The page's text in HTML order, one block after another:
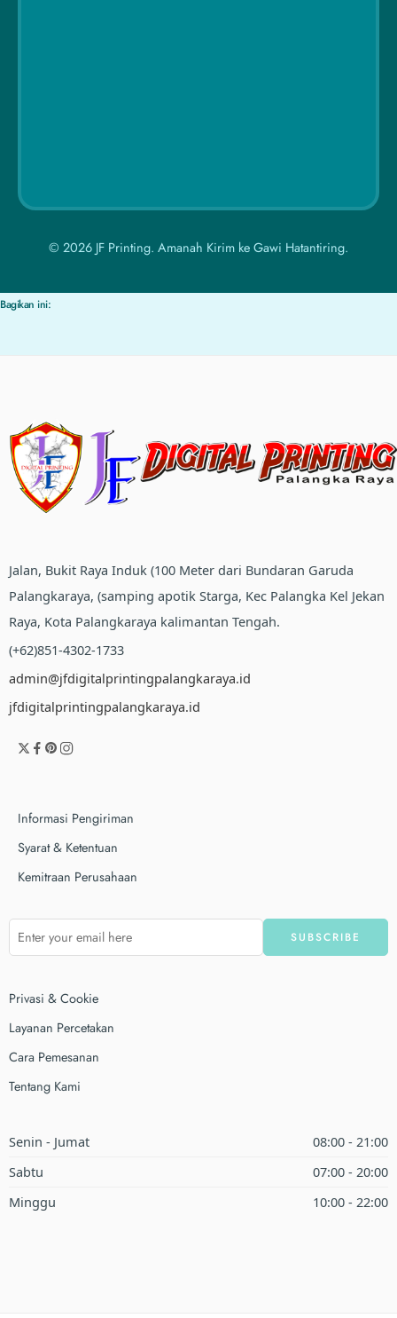
© 2026 JF Printing. Amanah Kirim ke Gawi Hatantiring.
Bagikan ini:
Jalan, Bukit Raya Induk (100 Meter dari Bundaran Garuda
Palangkaraya, (samping apotik Starga, Kec Palangka Kel Jekan
Raya, Kota Palangkaraya kalimantan Tengah.
(+62)851-4302-1733
admin@jfdigitalprintingpalangkaraya.id
jfdigitalprintingpalangkaraya.id
Informasi Pengiriman
Syarat & Ketentuan
Kemitraan Perusahaan
Privasi & Cookie
Layanan Percetakan
Cara Pemesanan
Tentang Kami
Senin - Jumat
08:00 - 21:00
Sabtu
07:00 - 20:00
Minggu
10:00 - 22:00